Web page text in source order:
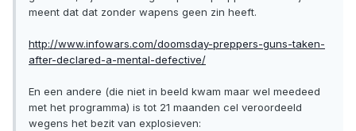
meent dat dat zonder wapens geen zin heeft.
http://www.infowars.com/doomsday-preppers-guns-taken-
after-declared-a-mental-defective/
En een andere (die niet in beeld kwam maar wel meedeed
met het programma) is tot 21 maanden cel veroordeeld
wegens het bezit van explosieven: